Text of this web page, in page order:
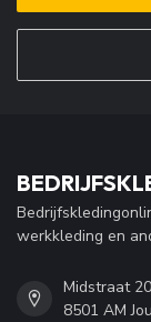
werkkleding en
Midstraat
8501 AM